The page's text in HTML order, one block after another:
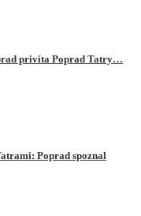
privíta Poprad Tatry…
Poprad spoznal